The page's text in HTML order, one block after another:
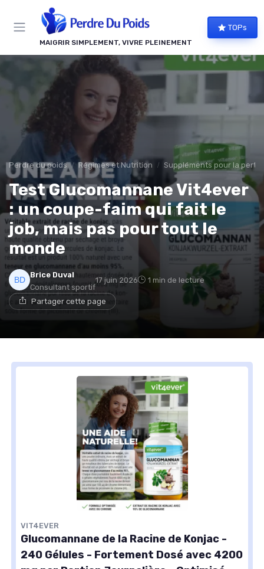
MAIGRIR SIMPLEMENT, VIVRE PLEINEMENT
TOPs
Perdre du poids Régimes et Nutrition Suppléments pour la perte
Test Glucomannane Vit4ever
: un coupe-faim qui fait le
job, mais pas pour tout le
monde
Brice Duval
Consultant sportif
17 juin 2026 1 min de lecture
Partager cette page
VIT4EVER
Glucomannane de la Racine de Konjac -
240 Gélules - Fortement Dosé avec 4200
Panneau de gestion des cookies